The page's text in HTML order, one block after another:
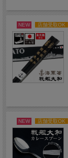
NEW 店舗受取OK
NEW 店舗受取OK